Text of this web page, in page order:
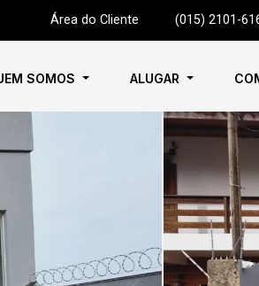
Área do Cliente (015) 2101-
SOMOS ALUGAR